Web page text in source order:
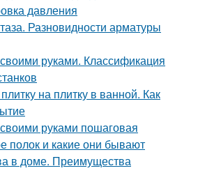
давления
Разновидности арматуры
руками. Классификация
на плитку в ванной. Как
руками пошаговая
полок и какие они бывают
в доме. Преимущества